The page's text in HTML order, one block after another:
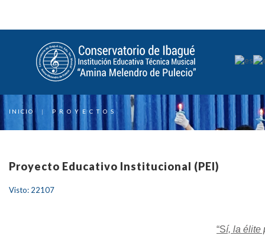
INICIO | P R O Y E C T O S
Proyecto Educativo Institucional (PEI)
Visto: 22107
“Sí, la élite